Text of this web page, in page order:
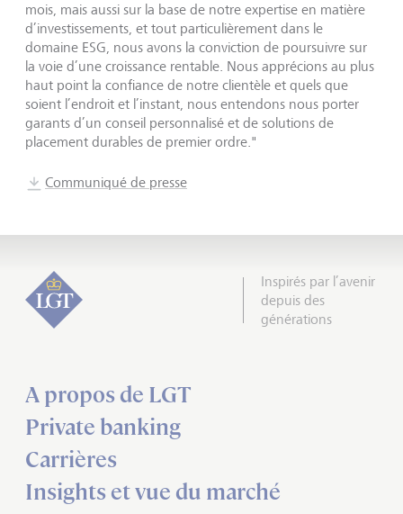
mois, mais aussi sur la base de notre expertise en matière
d’investissements, et tout particulièrement dans le
domaine ESG, nous avons la conviction de poursuivre sur
la voie d’une croissance rentable. Nous apprécions au plus
haut point la confiance de notre clientèle et quels que
soient l’endroit et l’instant, nous entendons nous porter
garants d’un conseil personnalisé et de solutions de
placement durables de premier ordre."
Communiqué de presse
Inspirés par l’avenir
depuis des
générations
A propos de LGT
Private banking
Carrières
Insights et vue du marché